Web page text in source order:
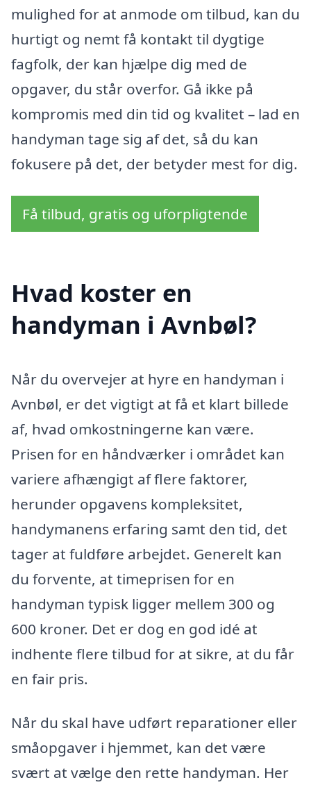
mulighed for at anmode om tilbud, kan du
hurtigt og nemt få kontakt til dygtige
fagfolk, der kan hjælpe dig med de
opgaver, du står overfor. Gå ikke på
kompromis med din tid og kvalitet – lad en
handyman tage sig af det, så du kan
fokusere på det, der betyder mest for dig.
Få tilbud, gratis og uforpligtende
Hvad koster en
handyman i Avnbøl?
Når du overvejer at hyre en handyman i
Avnbøl, er det vigtigt at få et klart billede
af, hvad omkostningerne kan være.
Prisen for en håndværker i området kan
variere afhængigt af flere faktorer,
herunder opgavens kompleksitet,
handymanens erfaring samt den tid, det
tager at fuldføre arbejdet. Generelt kan
du forvente, at timeprisen for en
handyman typisk ligger mellem 300 og
600 kroner. Det er dog en god idé at
indhente flere tilbud for at sikre, at du får
en fair pris.
Når du skal have udført reparationer eller
småopgaver i hjemmet, kan det være
svært at vælge den rette handyman. Her